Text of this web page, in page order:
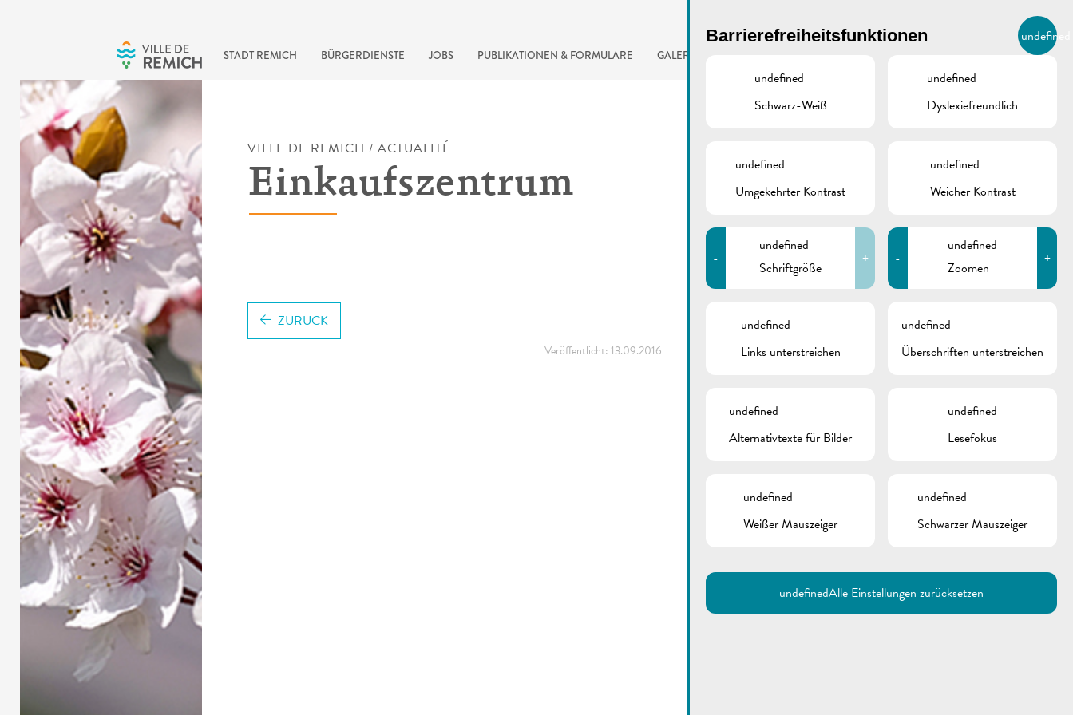
STADT REMICH BÜRGERDIENSTE JOBS PUBLIKATIONEN & FORMULARE GALERIE DE
BIERGER.REMICH.LU
Utilisez la recherche pour
Comme par exemple des contacts, des
informations ou de documents.
VILLE DE REMICH / ACTUALITÉ
Einkaufszentrum
Veröffentlicht: 13.09.2016
ZURÜCK
Barrierefreiheitsfunktionen undefined
undefined
Schwarz-Weiß
undefined
Dyslexiefreundlich
undefined
Umgekehrter Kontrast
undefined
Weicher Kontrast
-
undefined
Schriftgröße
+ -
undefined
Zoomen
+
undefined
Links unterstreichen
undefined
Überschriften unterstreichen
undefined
Alternativtexte für Bilder
undefined
Lesefokus
undefined
Weißer Mauszeiger
undefined
Schwarzer Mauszeiger
undefinedAlle Einstellungen zurücksetzen